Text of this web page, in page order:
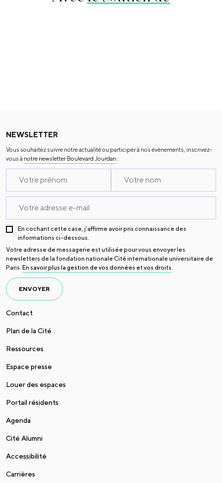
NEWSLETTER
Vous souhaitez suivre notre actualité ou participer à nos évènements, inscrivez-
vous à notre newsletter Boulevard Jourdan :
En cochant cette case, j’affirme avoir pris connaissance des
informations ci-dessous.
Votre adresse de messagerie est utilisée pour vous envoyer les
newsletters de la fondation nationale Cité internationale universitaire de
Paris. En savoir plus la gestion de vos données et vos droits.
ENVOYER
Contact
Plan de la Cité
Ressources
Espace presse
Louer des espaces
Portail résidents
Agenda
Cité Alumni
Accessibilité
Carrières